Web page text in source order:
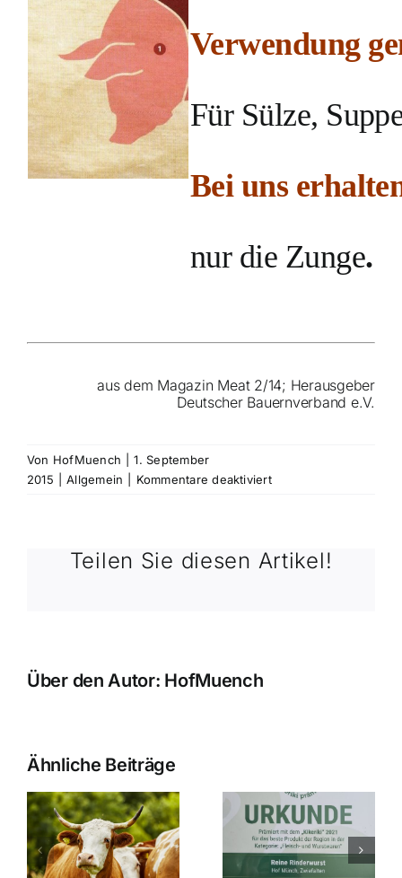
Verwendung
Für Sülze,
Bei uns
nur die Zunge.
aus dem Magazin Meat 2/14; Herausgeber
Deutscher Bauernverband e.V.
Von HofMuench
1. September
2015
Allgemein Kommentare deaktiviertfür
1:
Teilen Sie diesen Artikel!
Über den Autor: HofMuench
Ähnliche Beiträge
Ausgezeichnete
Zwiefalter